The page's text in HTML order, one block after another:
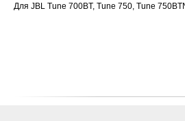
Для JBL Tune 700BT, Tune 750, Tune